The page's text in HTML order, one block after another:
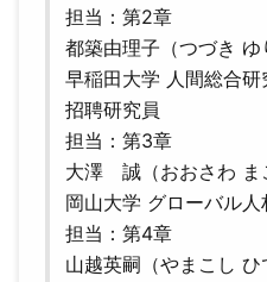
担当：第2章
都築由理子（つづき ゆ
早稲田大学 人間総合研
招聘研究員
担当：第3章
大澤 誠（おおさわ ま
岡山大学 グローバル
担当：第4章
山越英嗣（やまこし ひ